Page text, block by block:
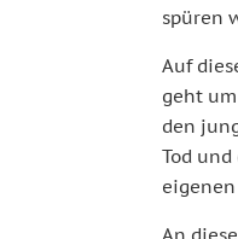
spüren
Auf
geht
den
Tod